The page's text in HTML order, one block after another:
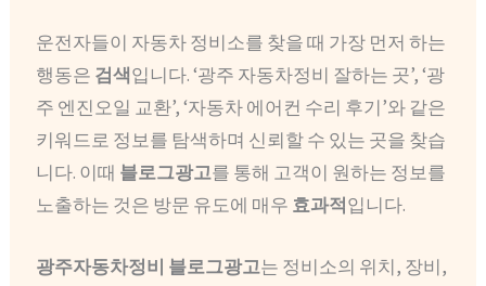
운전자들이 자동차 정비소를 찾을 때 가장 먼저 하는
행동은 검색입니다. ‘광주 자동차정비 잘하는 곳’, ‘광
주 엔진오일 교환’, ‘자동차 에어컨 수리 후기’와 같은
키워드로 정보를 탐색하며 신뢰할 수 있는 곳을 찾습
니다. 이때 블로그광고를 통해 고객이 원하는 정보를
노출하는 것은 방문 유도에 매우 효과적입니다.
광주자동차정비 블로그광고는 정비소의 위치, 장비,